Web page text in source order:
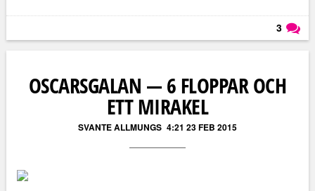
3
OSCARSGALAN — 6 FLOPPAR OCH
ETT MIRAKEL
SVANTE ALLMUNGS 4:21 23 FEB 2015